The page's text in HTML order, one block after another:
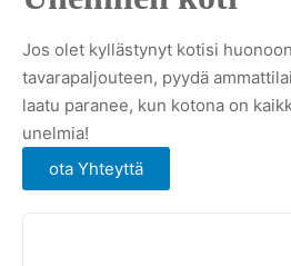
Jos olet kyllästynyt kotisi
tavarapaljouteen, pyydä
laatu paranee, kun kotona on
unelmia!
ota Yhteyttä